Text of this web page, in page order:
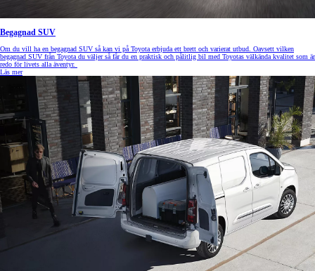
Begagnad SUV
Om du vill ha en begagnad SUV så kan vi på Toyota erbjuda ett brett och varierat utbud. Oavsett vilken
begagnad SUV från Toyota du väljer så får du en praktisk och pålitlig bil med Toyotas välkända kvalitet som är
redo för livets alla äventyr.
Läs mer